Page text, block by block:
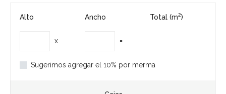
Alto Ancho Total (m2)
x =
Sugerimos agregar el 10% por merma